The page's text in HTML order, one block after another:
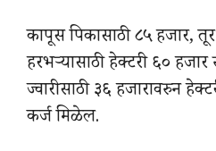
कापूस पिकासाठी ८५ हजार,
हरभऱ्यासाठी हेक्टरी ६०
ज्वारीसाठी ३६ हजारावरुन
कर्ज मिळेल.